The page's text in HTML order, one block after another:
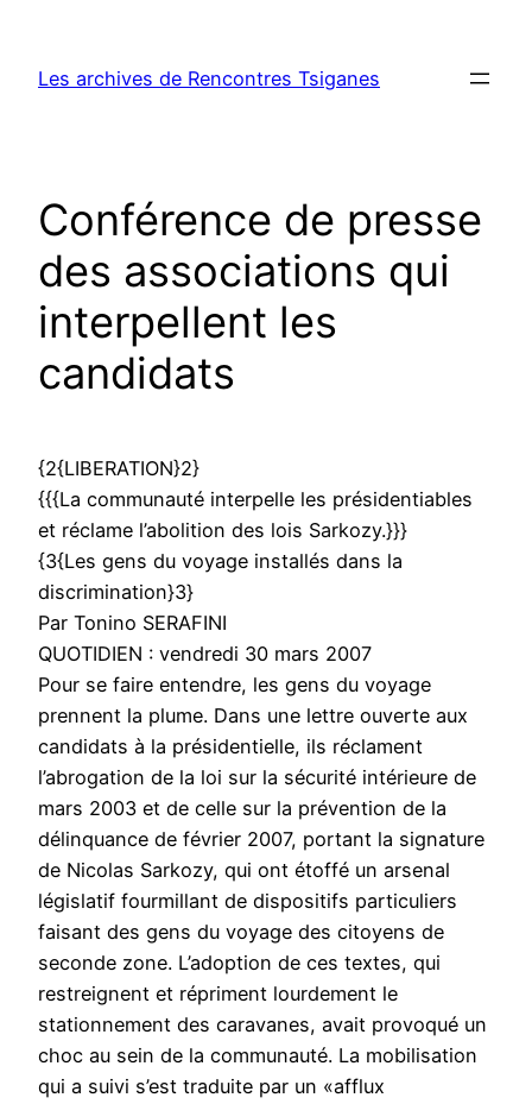
contenu
Les archives de Rencontres Tsiganes
Conférence de presse
des associations qui
interpellent les
candidats
{2{LIBERATION}2}
{{{La communauté interpelle les présidentiables
et réclame l’abolition des lois Sarkozy.}}}
{3{Les gens du voyage installés dans la
discrimination}3}
Par Tonino SERAFINI
QUOTIDIEN : vendredi 30 mars 2007
Pour se faire entendre, les gens du voyage
prennent la plume. Dans une lettre ouverte aux
candidats à la présidentielle, ils réclament
l’abrogation de la loi sur la sécurité intérieure de
mars 2003 et de celle sur la prévention de la
délinquance de février 2007, portant la signature
de Nicolas Sarkozy, qui ont étoffé un arsenal
législatif fourmillant de dispositifs particuliers
faisant des gens du voyage des citoyens de
seconde zone. L’adoption de ces textes, qui
restreignent et répriment lourdement le
stationnement des caravanes, avait provoqué un
choc au sein de la communauté. La mobilisation
qui a suivi s’est traduite par un «afflux